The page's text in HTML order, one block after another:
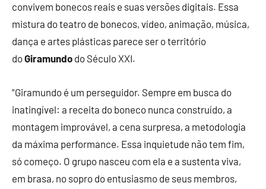
convivem bonecos reais e suas versões digitais. Essa
mistura do teatro de bonecos, vídeo, animação, música,
dança e artes plásticas parece ser o território
doGiramundo do Século XXI.
“Giramundo é um perseguidor. Sempre em busca do
inatingível: a receita do boneco nunca construído, a
montagem improvável, a cena surpresa, a metodologia
da máxima performance. Essa inquietude não tem fim,
só começo. O grupo nasceu com ela e a sustenta viva,
em brasa, no sopro do entusiasmo de seus membros,